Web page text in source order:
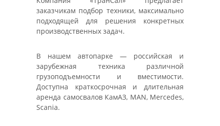
заказчикам подбор техники, максимально
подходящей для решения конкретных
производственных задач.
В нашем автопарке — российская и
зарубежная техника различной
грузоподъемности и вместимости.
Доступна краткосрочная и длительная
аренда самосвалов КамАЗ, MAN, Mercedes,
Scania.